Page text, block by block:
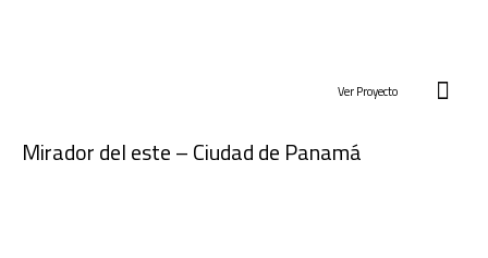
Ver Proyecto
Mirador del este – Ciudad de Panamá